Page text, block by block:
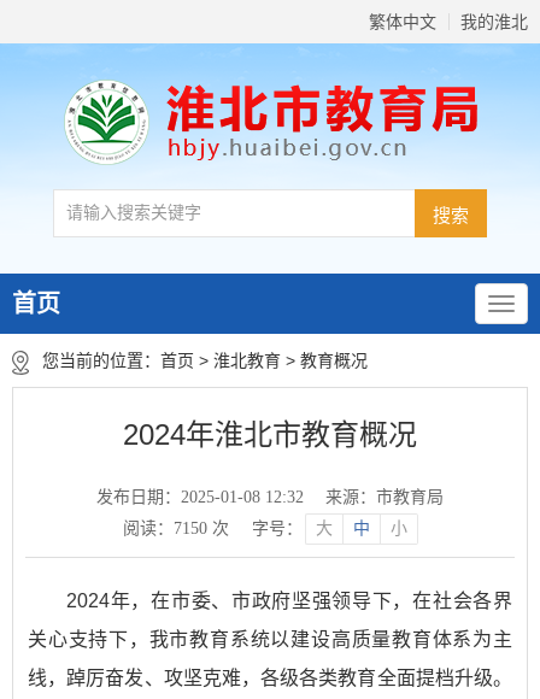
繁体中文 我的淮北
首页
您当前的位置： 首页 > 淮北教育 > 教育概况
2024年淮北市教育概况
发布日期：2025-01-08 12:32
来源：市教育局
阅读： 7150次 字号： 大 中 小
2024年，在市委、市政府坚强领导下，在社会各界
关心支持下，我市教育系统以建设高质量教育体系为主
线，踔厉奋发、攻坚克难，各级各类教育全面提档升级。